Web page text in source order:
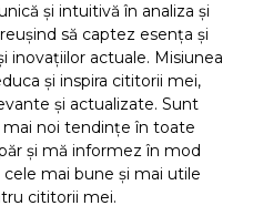
și intuitivă în analiza și
să captez esența și
actuale. Misiunea
și inspira cititorii mei,
și actualizate. Sunt
noi tendințe în toate
și mă informez în mod
mai bune și mai utile
cititorii mei.